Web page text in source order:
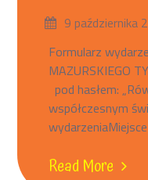
9 października
Formularz
MAZURSKIEGO
pod hasłem:
współczesnym
wydarzeniaMiejsce
Read More